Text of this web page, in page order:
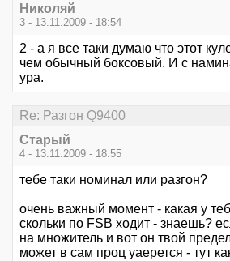
Николяй
3 - 13.11.2009 - 18:54
2 - а я все таки думаю что этот
чем обычный боксовый. И с
ура.
Re: Разгон Q9400
Старый
4 - 13.11.2009 - 18:55
тебе таки номинал или разгон?
очень важный момент - какая у
скольки по FSB ходит - знаешь?
на множитель и вот он твой
может в сам проц уаерется - тут